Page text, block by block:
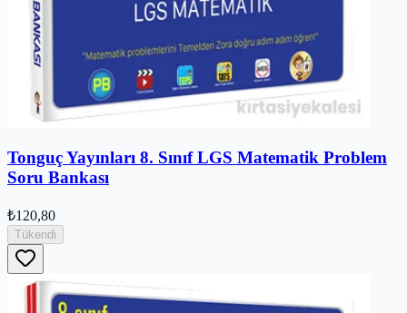
Tonguç Yayınları 8. Sınıf LGS Matematik Problem
Soru Bankası
₺120,80
Tükendi